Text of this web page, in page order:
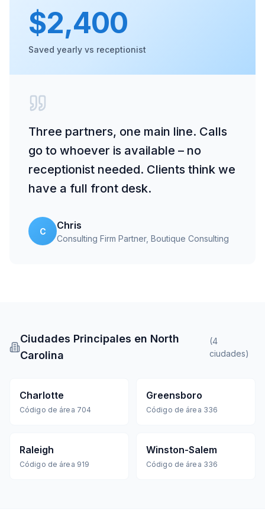
$2,400
Saved yearly vs receptionist
Three partners, one main line. Calls
go to whoever is available – no
receptionist needed. Clients think we
have a full front desk.
C
Chris
Consulting Firm Partner, Boutique Consulting
Ciudades Principales en North
Carolina
(4
ciudades)
Charlotte
Código de área 704
Greensboro
Código de área 336
Raleigh
Código de área 919
Winston-Salem
Código de área 336